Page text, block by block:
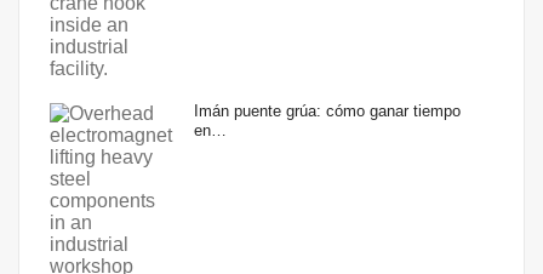
Imán puente grúa: cómo ganar tiempo
en…